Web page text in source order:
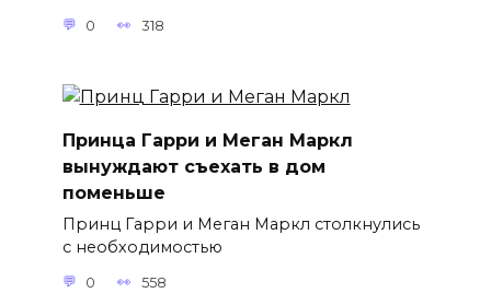
0 318
Принца Гарри и Меган Маркл
вынуждают съехать в дом
поменьше
Принц Гарри и Меган Маркл столкнулись
с необходимостью
0 558